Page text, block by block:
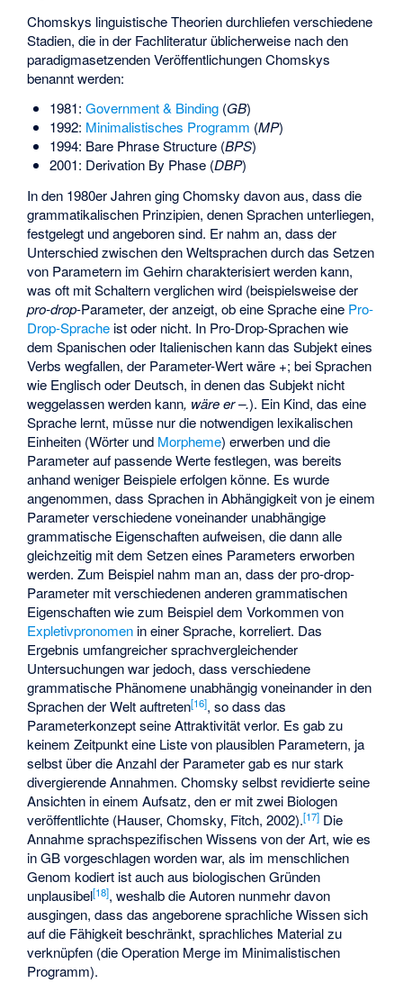
Chomskys linguistische Theorien durchliefen verschiedene
Stadien, die in der Fachliteratur üblicherweise nach den
paradigmasetzenden Veröffentlichungen Chomskys
benannt werden:
1981: Government & Binding(GB)
1992: Minimalistisches Programm (MP)
1994: Bare Phrase Structure(BPS)
2001: Derivation By Phase(DBP)
In den 1980er Jahren ging Chomsky davon aus, dass die
grammatikalischen Prinzipien, denen Sprachen unterliegen,
festgelegt und angeboren sind. Er nahm an, dass der
Unterschied zwischen den Weltsprachen durch das Setzen
von Parametern im Gehirn charakterisiert werden kann,
was oft mit Schaltern verglichen wird (beispielsweise der
pro-drop-Parameter, der anzeigt, ob eine Sprache eine Pro-
Drop-Sprache ist oder nicht. In Pro-Drop-Sprachen wie
dem Spanischen oder Italienischen kann das Subjekt eines
Verbs wegfallen, der Parameter-Wert wäre +; bei Sprachen
wie Englisch oder Deutsch, in denen das Subjekt nicht
weggelassen werden kann, wäre er –.). Ein Kind, das eine
Sprache lernt, müsse nur die notwendigen lexikalischen
Einheiten (Wörter und Morpheme) erwerben und die
Parameter auf passende Werte festlegen, was bereits
anhand weniger Beispiele erfolgen könne. Es wurde
angenommen, dass Sprachen in Abhängigkeit von je einem
Parameter verschiedene voneinander unabhängige
grammatische Eigenschaften aufweisen, die dann alle
gleichzeitig mit dem Setzen eines Parameters erworben
werden. Zum Beispiel nahm man an, dass der pro-drop-
Parameter mit verschiedenen anderen grammatischen
Eigenschaften wie zum Beispiel dem Vorkommen von
Expletivpronomen in einer Sprache, korreliert. Das
Ergebnis umfangreicher sprachvergleichender
Untersuchungen war jedoch, dass verschiedene
grammatische Phänomene unabhängig voneinander in den
Sprachen der Welt auftreten[16], so dass das
Parameterkonzept seine Attraktivität verlor. Es gab zu
keinem Zeitpunkt eine Liste von plausiblen Parametern, ja
selbst über die Anzahl der Parameter gab es nur stark
divergierende Annahmen. Chomsky selbst revidierte seine
Ansichten in einem Aufsatz, den er mit zwei Biologen
veröffentlichte (Hauser, Chomsky, Fitch, 2002).[17] Die
Annahme sprachspezifischen Wissens von der Art, wie es
in GB vorgeschlagen worden war, als im menschlichen
Genom kodiert ist auch aus biologischen Gründen
unplausibel[18], weshalb die Autoren nunmehr davon
ausgingen, dass das angeborene sprachliche Wissen sich
auf die Fähigkeit beschränkt, sprachliches Material zu
verknüpfen (die Operation Merge im Minimalistischen
Programm).